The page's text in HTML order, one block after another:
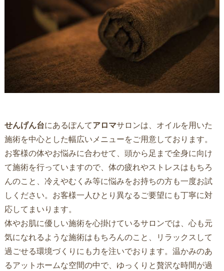
せんげん台にあるぽんてアロマサロンは、オイルを用いた
施術を中心とした幅広いメニューをご用意しております。
お客様の体やお悩みに合わせて、頭から足まで全身に向け
て施術を行っていますので、体の疲れやストレスはもちろ
んのこと、冷えやむくみ等に悩みをお持ちの方も一度お試
しください。お客様一人ひとり異なるご要望にも丁寧に対
応してまいります。
体やお肌に優しい施術を心掛けているサロンでは、心も元
気になれるような施術はもちろんのこと、リラックスして
過ごせる環境づくりにも力を注いでおります。温かみのあ
るアットホームな空間の中で、ゆっくりと贅沢な時間が過